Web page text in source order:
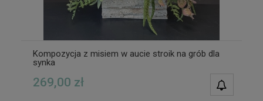
Kompozycja z misiem w aucie stroik na grób dla
synka
269,00 zł